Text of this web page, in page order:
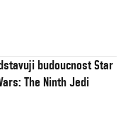
budoucnost Star
The Ninth Jedi